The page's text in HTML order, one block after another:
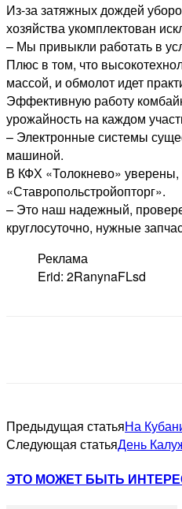
Из-за затяжных дождей
хозяйства укомплектован
– Мы привыкли работать в
Плюс в том, что
массой, и обмолот идет
Эффективную работу
урожайность на каждом
– Электронные системы
машиной.
В КФХ «Толокнево» уверены,
«Ставропольстройопторг».
– Это наш надежный,
круглосуточно, нужные
Реклама
Erid: 2RanynaFLsd
Предыдущая статьяНа
Следующая статьяДень
ЭТО МОЖЕТ БЫТЬ